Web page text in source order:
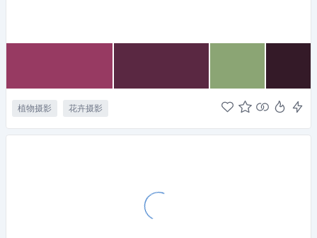
植物摄影 花卉摄影